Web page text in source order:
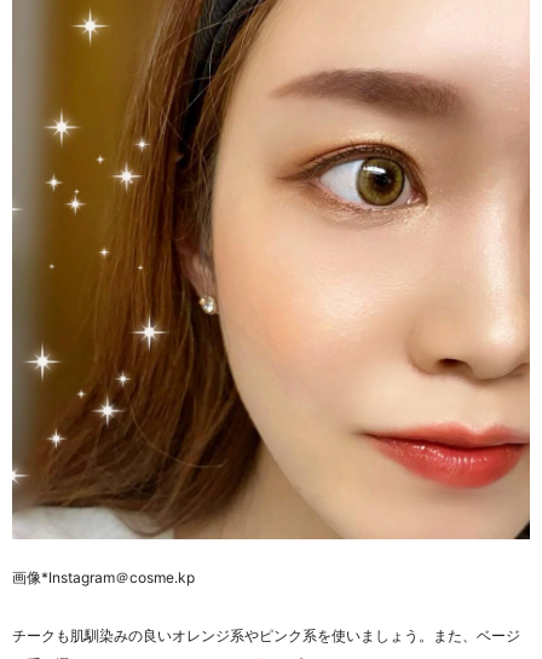
画像*Instagram＠cosme.kp
チークも肌馴染みの良いオレンジ系やピンク系を使いましょう。また、ベージ